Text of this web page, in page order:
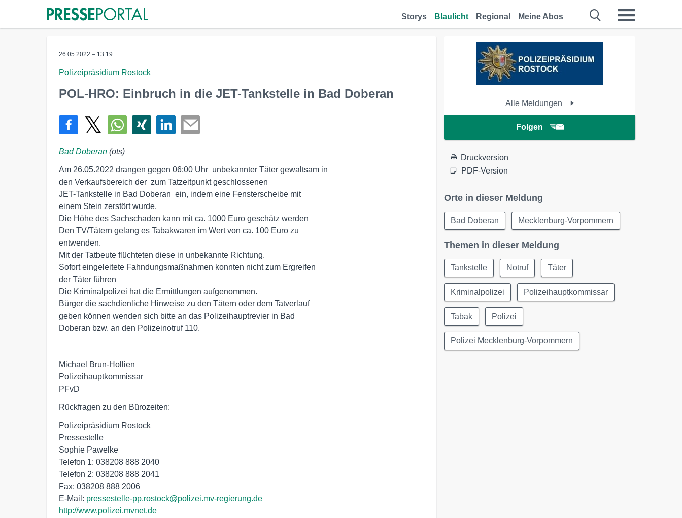
Storys Blaulicht Regional Meine Abos
26.05.2022 – 13:19
Polizeipräsidium Rostock
POL-HRO: Einbruch in die JET-Tankstelle in Bad Doberan
Bad Doberan (ots)
Am 26.05.2022 drangen gegen 06:00 Uhr  unbekannter Täter gewaltsam in
den Verkaufsbereich der  zum Tatzeitpunkt geschlossenen
JET-Tankstelle in Bad Doberan  ein, indem eine Fensterscheibe mit
einem Stein zerstört wurde.
Die Höhe des Sachschaden kann mit ca. 1000 Euro geschätz werden
Den TV/Tätern gelang es Tabakwaren im Wert von ca. 100 Euro zu
entwenden.
Mit der Tatbeute flüchteten diese in unbekannte Richtung.
Sofort eingeleitete Fahndungsmaßnahmen konnten nicht zum Ergreifen
der Täter führen
Die Kriminalpolizei hat die Ermittlungen aufgenommen.
Bürger die sachdienliche Hinweise zu den Tätern oder dem Tatverlauf
geben können wenden sich bitte an das Polizeihauptrevier in Bad
Doberan bzw. an den Polizeinotruf 110.
Michael Brun-Hollien
Polizeihauptkommissar
PFvD
Rückfragen zu den Bürozeiten:
Polizeipräsidium Rostock
Pressestelle
Sophie Pawelke
Telefon 1: 038208 888 2040
Telefon 2: 038208 888 2041
Fax: 038208 888 2006
E-Mail: pressestelle-pp.rostock@polizei.mv-regierung.de
http://www.polizei.mvnet.de
Alle Meldungen
Folgen
Druckversion
PDF-Version
Orte in dieser Meldung
Bad Doberan Mecklenburg-Vorpommern
Themen in dieser Meldung
Tankstelle Notruf Täter
Kriminalpolizei Polizeihauptkommissar
Tabak Polizei
Polizei Mecklenburg-Vorpommern